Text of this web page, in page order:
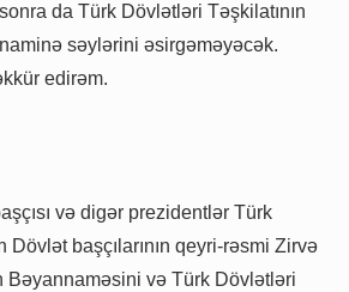
da Türk Dövlətləri Təşkilatının
səylərini əsirgəməyəcək.
edirəm.
və digər prezidentlər Türk
Dövlət başçılarının qeyri-rəsmi Zirvə
Bəyannaməsini və Türk Dövlətləri